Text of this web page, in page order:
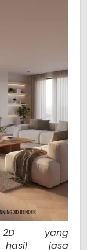
2D yang
hasil jasa